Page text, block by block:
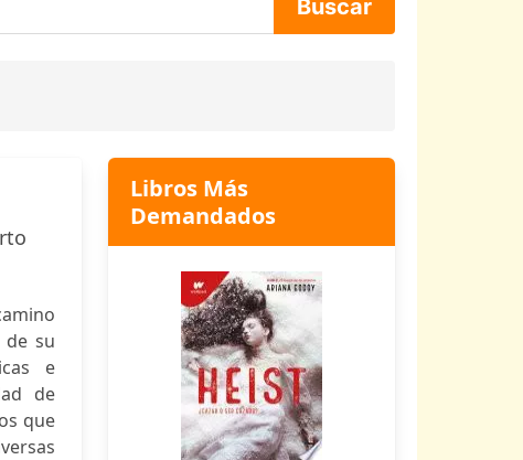
de su
e
de
que
Libros Más
Demandados